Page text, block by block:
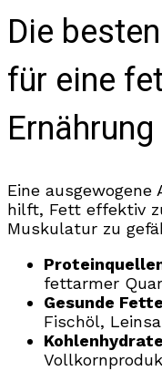
Die
für eine
Ernährung
Eine
hilft, Fett effektiv
Muskulatur zu
fettarmer
Gesunde
Fischöl,